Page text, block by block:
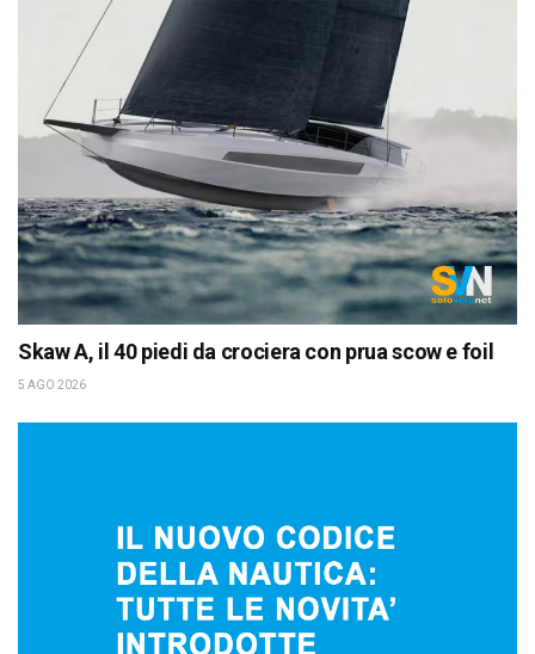
Skaw A, il 40 piedi da crociera con prua scow e foil
5 AGO 2026